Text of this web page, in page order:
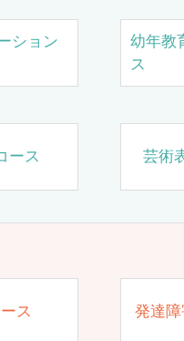
ション
幼年教
ス
ース 芸術
ス 発達